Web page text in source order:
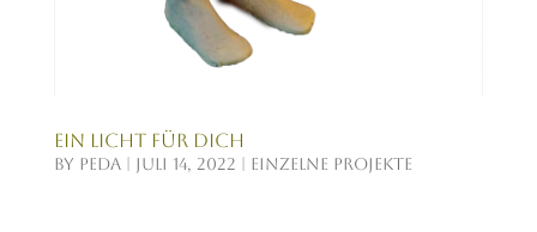
Ein Licht für dich
by Peda| Juli 14, 2022 einzelne Projekte